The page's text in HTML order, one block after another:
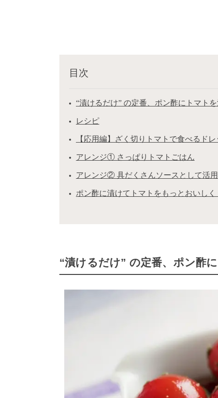
目次
“漬けるだけ” の定番、ポン酢にトマト
レシピ
【応用編】ざく切りトマトで食べるド
アレンジ① さっぱりトマトごはん
アレンジ② 具だくさんソースとして活用
ポン酢に漬けてトマトをもっとおいしく
“漬けるだけ” の定番、ポン酢